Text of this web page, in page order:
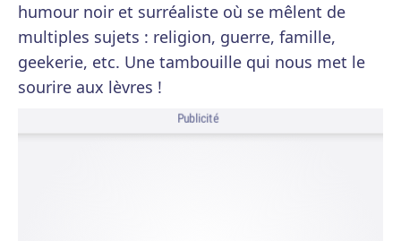
humour noir et surréaliste où se mêlent de
multiples sujets : religion, guerre, famille,
geekerie, etc. Une tambouille qui nous met le
sourire aux lèvres !
Publicité